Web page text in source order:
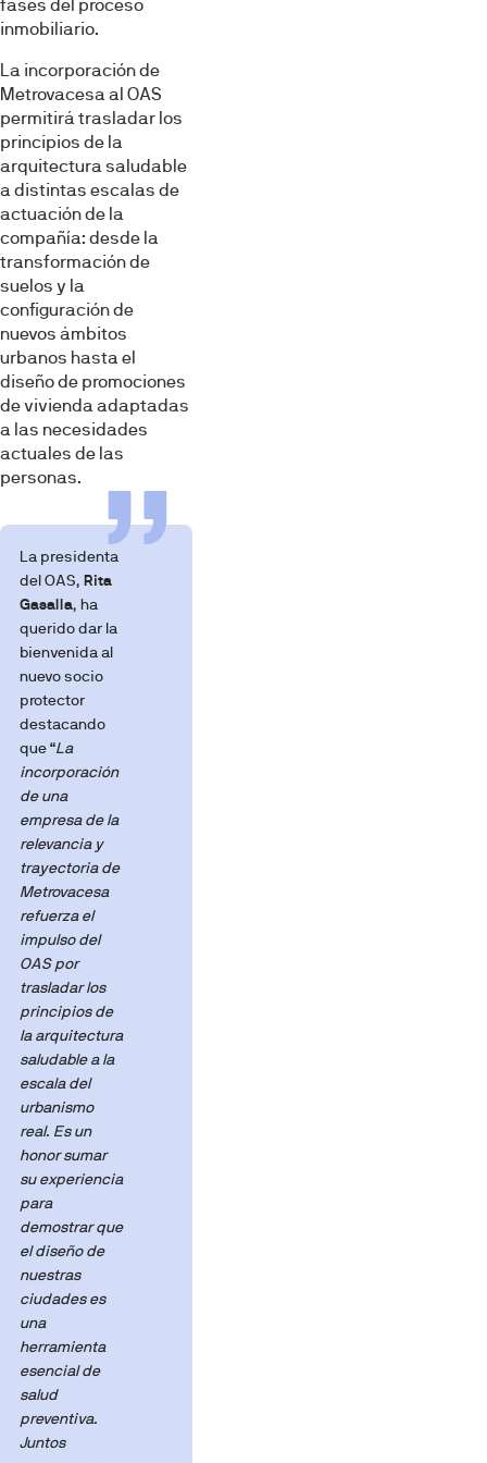
fases del proceso
inmobiliario.
La incorporación de
Metrovacesa al OAS
permitirá trasladar los
principios de la
arquitectura saludable
a distintas escalas de
actuación de la
compañía: desde la
transformación de
suelos y la
configuración de
nuevos ámbitos
urbanos hasta el
diseño de promociones
de vivienda adaptadas
a las necesidades
actuales de las
personas.
La presidenta
del OAS,Rita
Gasalla, ha
querido dar la
bienvenida al
nuevo socio
protector
destacando
que “La
incorporación
de una
empresa de la
relevancia y
trayectoria de
Metrovacesa
refuerza el
impulso del
OAS por
trasladar los
principios de
la arquitectura
saludable a la
escala del
urbanismo
real. Es un
honor sumar
su experiencia
para
demostrar que
el diseño de
nuestras
ciudades es
una
herramienta
esencial de
salud
preventiva.
Juntos